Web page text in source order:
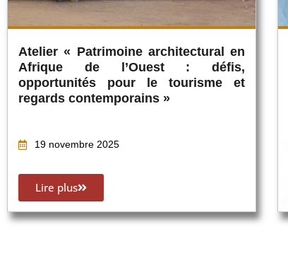
Atelier « Patrimoine architectural en
Afrique de l’Ouest : défis,
opportunités pour le tourisme et
regards contemporains »
19 novembre 2025
Lire plus